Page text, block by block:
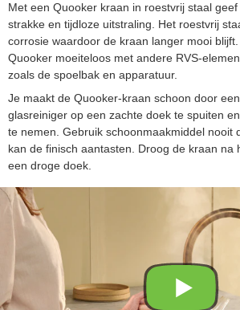
Met een Quooker kraan in roestvrij staal
strakke en tijdloze uitstraling. Het roestvrij
corrosie waardoor de kraan langer mooi
Quooker moeiteloos met andere RVS-
zoals de spoelbak en apparatuur.
Je maakt de Quooker-kraan schoon door
glasreiniger op een zachte doek te spuiten
te nemen. Gebruik schoonmaakmiddel nooit
kan de finisch aantasten. Droog de kraan na
een droge doek.